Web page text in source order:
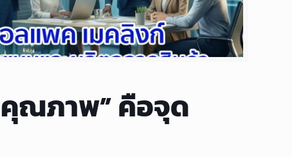
คุณภาพ” คือจุด